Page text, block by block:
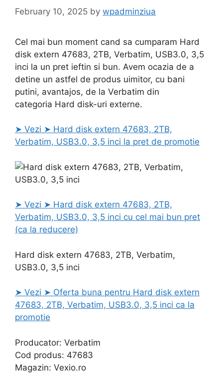
February 10, 2025 by wpadminziua
Cel mai bun moment cand sa cumparam Hard
disk extern 47683, 2TB, Verbatim, USB3.0, 3,5
inci la un pret ieftin si bun. Avem ocazia de a
detine un astfel de produs uimitor, cu bani
putini, avantajos, de la Verbatim din
categoria Hard disk-uri externe.
➤ Vezi ➤ Hard disk extern 47683, 2TB,
Verbatim, USB3.0, 3,5 inci la pret de promotie
➤ Vezi ➤ Hard disk extern 47683, 2TB,
Verbatim, USB3.0, 3,5 inci cu cel mai bun pret
(ca la reducere)
Hard disk extern 47683, 2TB, Verbatim,
USB3.0, 3,5 inci
➤ Vezi ➤ Oferta buna pentru Hard disk extern
47683, 2TB, Verbatim, USB3.0, 3,5 inci ca la
promotie
Producator: Verbatim
Cod produs: 47683
Magazin: Vexio.ro